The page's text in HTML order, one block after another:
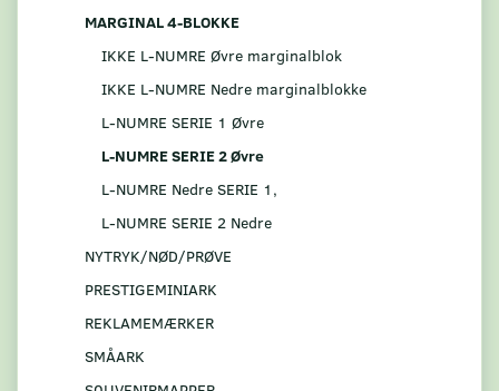
MARGINAL 4-BLOKKE
IKKE L-NUMRE Øvre marginalblok
IKKE L-NUMRE Nedre marginalblokke
L-NUMRE SERIE 1 Øvre
L-NUMRE SERIE 2 Øvre
L-NUMRE Nedre SERIE 1,
L-NUMRE SERIE 2 Nedre
NYTRYK/NØD/PRØVE
PRESTIGEMINIARK
REKLAMEMÆRKER
SMÅARK